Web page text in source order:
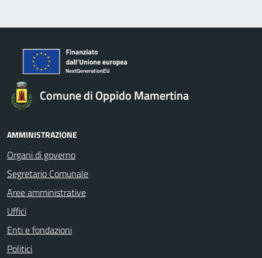
Comune di Oppido Mamertina
AMMINISTRAZIONE
Organi di governo
Segretario Comunale
Aree amministrative
Uffici
Enti e fondazioni
Politici